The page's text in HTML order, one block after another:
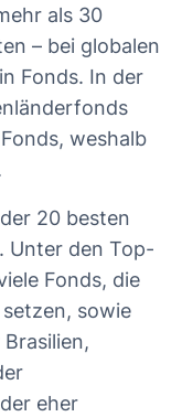
als 30
– bei globalen
Fonds. In der
weshalb
20 besten
Unter den Top-
Fonds, die
sowie
eher